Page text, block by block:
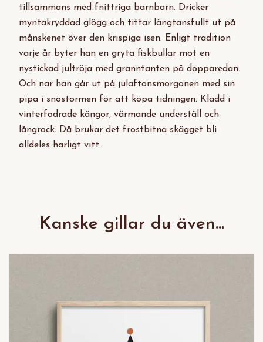
tillsammans med fnittriga barnbarn. Dricker
myntakryddad glögg och tittar längtansfullt ut på
månskenet över den krispiga isen. Enligt tradition
varje år byter han en gryta fiskbullar mot en
nystickad jultröja med granntanten på dopparedan.
Och när han går ut på julaftonsmorgonen med sin
pipa i snöstormen för att köpa tidningen. Klädd i
vinterfodrade kängor, värmande underställ och
långrock. Då brukar det frostbitna skägget bli
alldeles härligt vitt.
Kanske gillar du även...